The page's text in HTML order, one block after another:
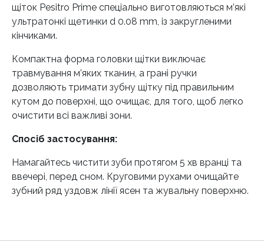
щіток Pesitro Prime спеціально виготовляються м’які
ультратонкі щетинки d 0.08 mm, із закругленими
кінчиками.
Компактна форма головки щітки виключає
травмування м’яких тканин, а грані ручки
дозволяють тримати зубну щітку під правильним
кутом до поверхні, що очищає, для того, щоб легко
очистити всі важливі зони.
Спосіб застосування:
Намагайтесь чистити зуби протягом 5 хв вранці та
ввечері, перед сном. Круговими рухами очищайте
зубний ряд уздовж лінії ясен та жувальну поверхню.